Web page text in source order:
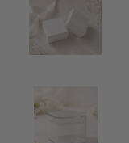
изрязване